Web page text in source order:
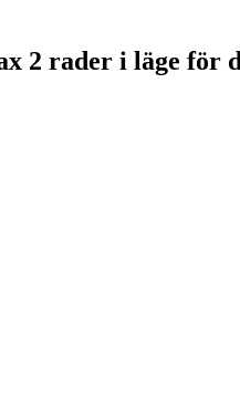
2 rader i läge för